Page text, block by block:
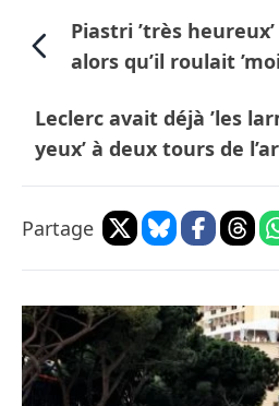
Piastri ’très
alors qu’il roulait
Leclerc avait déjà ’les
yeux’ à deux tours de
Partage